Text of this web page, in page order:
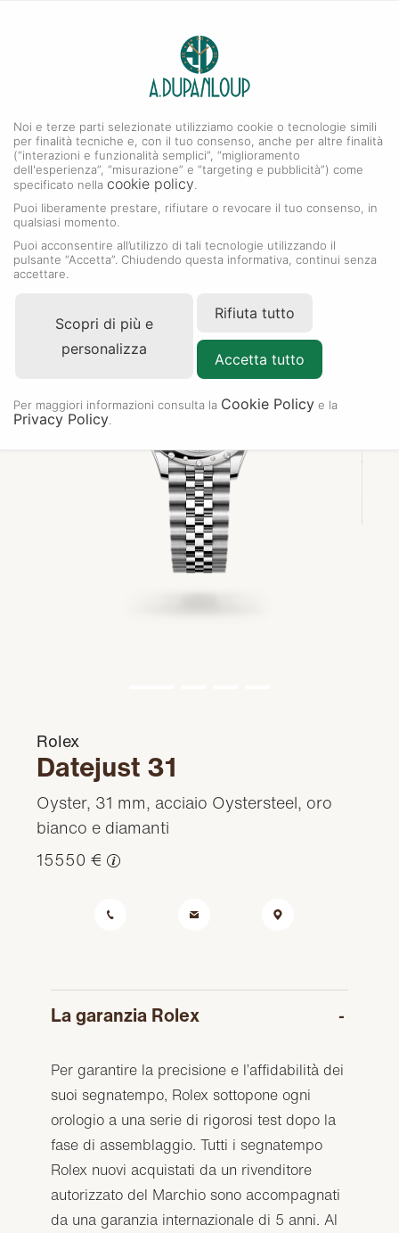
Collezione Datejust
Rolex
Datejust 31
Oyster, 31 mm, acciaio Oystersteel, oro
bianco e diamanti
15550 €
La garanzia Rolex
Per garantire la precisione e l’affidabilità dei
suoi segnatempo, Rolex sottopone ogni
orologio a una serie di rigorosi test dopo la
fase di assemblaggio. Tutti i segnatempo
Rolex nuovi acquistati da un rivenditore
autorizzato del Marchio sono accompagnati
da una garanzia internazionale di 5 anni. Al
Noi e terze parti selezionate utilizziamo cookie o tecnologie simili
per finalità tecniche e, con il tuo consenso, anche per altre finalità
(“interazioni e funzionalità semplici”, “miglioramento
dell'esperienza”, “misurazione” e “targeting e pubblicità”) come
specificato nella cookie policy
Puoi liberamente prestare, rifiutare o revocare il tuo consenso, in
qualsiasi momento.
Puoi acconsentire all’utilizzo di tali tecnologie utilizzando il
pulsante “Accetta”. Chiudendo questa informativa, continui senza
accettare.
Scopri di più e
personalizza
Rifiuta tutto
Accetta tutto
Per maggiori informazioni consulta la Cookie Policy e la
Privacy Policy